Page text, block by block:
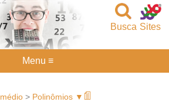
Sites
Busca
> Polinômios ▼